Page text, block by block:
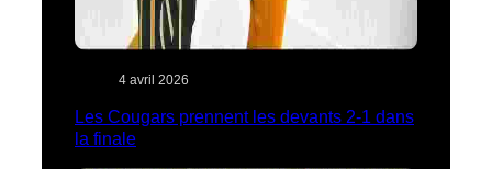
4 avril 2026
Les Cougars prennent les devants 2-1 dans
la finale